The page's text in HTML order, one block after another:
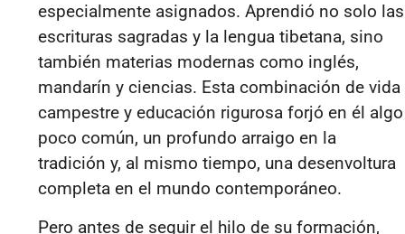
especialmente asignados. Aprendió no solo las
escrituras sagradas y la lengua tibetana, sino
también materias modernas como inglés,
mandarín y ciencias. Esta combinación de vida
campestre y educación rigurosa forjó en él algo
poco común, un profundo arraigo en la
tradición y, al mismo tiempo, una desenvoltura
completa en el mundo contemporáneo.
Pero antes de seguir el hilo de su formación,